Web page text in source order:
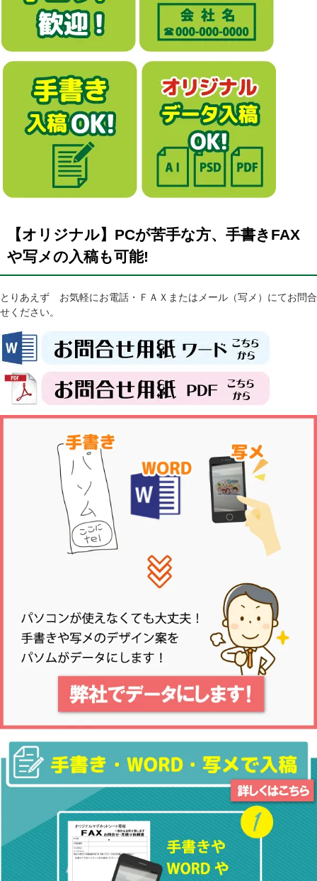
【オリジナル】PCが苦手な方、手書きFAX
や写メの入稿も可能!
とりあえず お気軽にお電話・ＦＡＸまたはメール（写メ）にてお問合
せください。